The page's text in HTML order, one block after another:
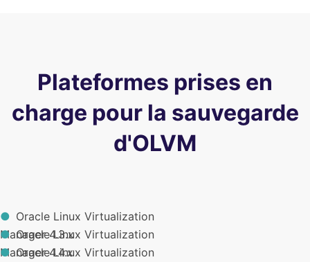
Plateformes prises en
charge pour la sauvegarde
d'OLVM
Oracle Linux Virtualization
Manager 4.3.x
Oracle Linux Virtualization
Manager 4.4.x
Oracle Linux Virtualization